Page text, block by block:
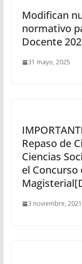
Modifican
normativo
Docente
31 mayo, 2025
Repaso de
Ciencias
el Concurso
3 noviembre, 2021